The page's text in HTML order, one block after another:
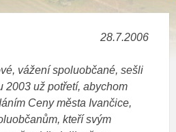
28.7.2006
vážení spoluobčané, sešli
2003 už potřetí, abychom
Ceny města Ivančice,
kteří svým